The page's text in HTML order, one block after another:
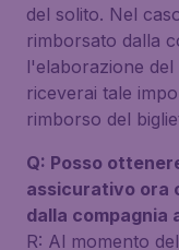
del solito. Nel
rimborsato dalla
l'elaborazione
riceverai tale
rimborso del
Q: Posso
assicurativo ora
dalla compagnia
R: Al momento